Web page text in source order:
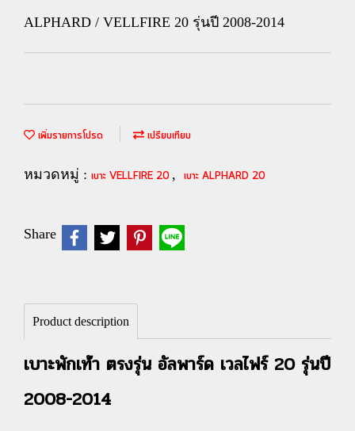
ALPHARD / VELLFIRE 20 รุ่นปี 2008-2014
เพิ่มรายการโปรด เปรียบเทียบ
หมวดหมู่ : เบาะ VELLFIRE 20 , เบาะ ALPHARD 20
Share
Product description
เบาะพักเท้า ตรงรุ่น อัลพาร์ด เวลไฟร์ 20 รุ่นปี
2008-2014